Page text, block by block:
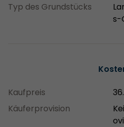
Typ des Grundstücks
s-
Kaufpreis
Käuferprovision